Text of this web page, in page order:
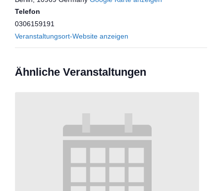
Telefon
0306159191
Veranstaltungsort-Website anzeigen
Ähnliche Veranstaltungen